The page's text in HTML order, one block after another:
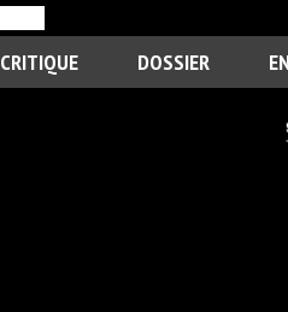
CRITIQUE DOSSIER